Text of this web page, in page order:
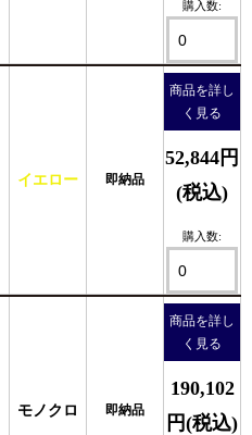
購入数:
イエロー 即納品
商品を詳し
く見る
52,844円
(税込)
購入数:
モノクロ 即納品
商品を詳し
く見る
190,102
円(税込)